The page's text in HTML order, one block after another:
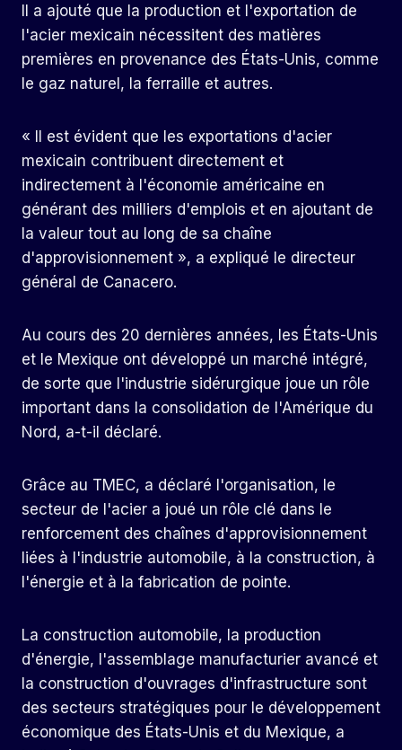
Il a ajouté que la production et l'exportation de
l'acier mexicain nécessitent des matières
premières en provenance des États-Unis, comme
le gaz naturel, la ferraille et autres.
« Il est évident que les exportations d'acier
mexicain contribuent directement et
indirectement à l'économie américaine en
générant des milliers d'emplois et en ajoutant de
la valeur tout au long de sa chaîne
d'approvisionnement », a expliqué le directeur
général de Canacero.
Au cours des 20 dernières années, les États-Unis
et le Mexique ont développé un marché intégré,
de sorte que l'industrie sidérurgique joue un rôle
important dans la consolidation de l'Amérique du
Nord, a-t-il déclaré.
Grâce au TMEC, a déclaré l'organisation, le
secteur de l'acier a joué un rôle clé dans le
renforcement des chaînes d'approvisionnement
liées à l'industrie automobile, à la construction, à
l'énergie et à la fabrication de pointe.
La construction automobile, la production
d'énergie, l'assemblage manufacturier avancé et
la construction d'ouvrages d'infrastructure sont
des secteurs stratégiques pour le développement
économique des États-Unis et du Mexique, a